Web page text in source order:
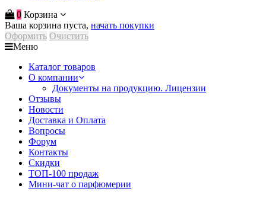
0 Корзина
Ваша корзина пуста, начать покупки
Оформить Очистить
Меню
Каталог товаров
О компании
Документы на продукцию. Лицензии
Отзывы
Новости
Доставка и Оплата
Вопросы
Форум
Контакты
Скидки
ТОП-100 продаж
Мини-чат о парфюмерии